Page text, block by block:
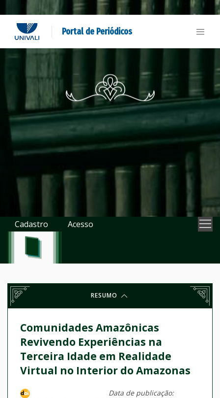
Portal de Periódicos
Cadastro Acesso
RESUMO
Comunidades Amazônicas
Revivendo Experiências na
Terceira Idade em Realidade
Virtual no Interior do Amazonas
Data de publicação: